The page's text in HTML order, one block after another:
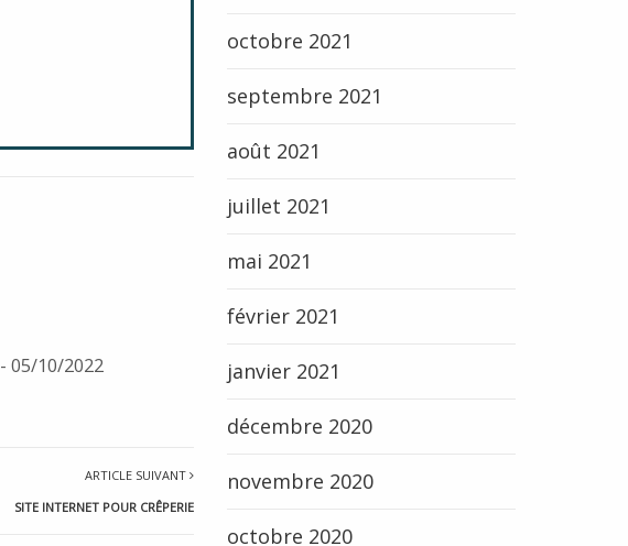
- 05/10/2022
ARTICLE SUIVANT
SITE INTERNET POUR CRÊPERIE
octobre 2021
septembre 2021
août 2021
juillet 2021
mai 2021
février 2021
janvier 2021
décembre 2020
novembre 2020
octobre 2020